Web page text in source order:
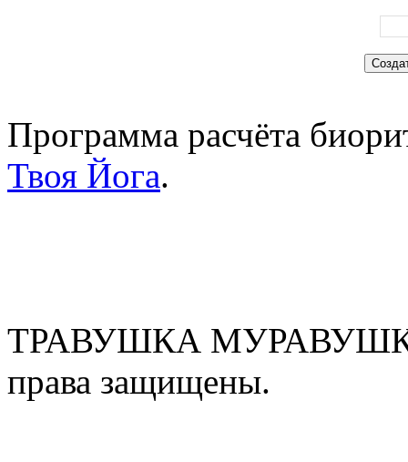
Программа расчёта
Твоя Йога.
ТРАВУШКА
права защищены.